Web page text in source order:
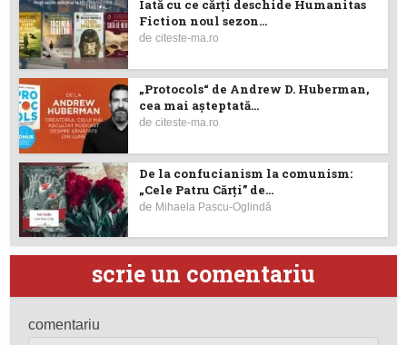
Iată cu ce cărţi deschide Humanitas
Fiction noul sezon...
deciteste-ma.ro
„Protocols“ de Andrew D. Huberman,
cea mai așteptată...
deciteste-ma.ro
De la confucianism la comunism:
„Cele Patru Cărți” de...
de Mihaela Pascu-Oglindă
scrie un comentariu
comentariu